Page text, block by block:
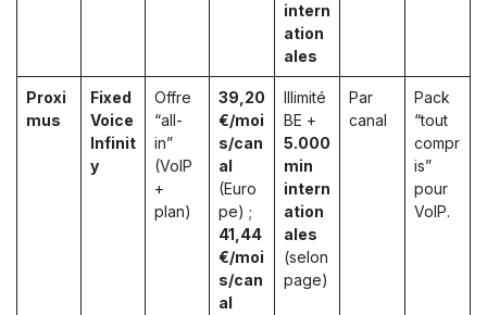
intern
ation
ales
Proxi
mus
Fixed
Voice
Infinit
y
Offre
“all-
in”
(VoIP
+
plan)
39,20
€/moi
s/can
al
(Euro
pe) ;
41,44
€/moi
s/can
al
Illimité
BE +
5.000
min
intern
ation
ales
(selon
page)
Par
canal
Pack
“tout
compr
is”
pour
VoIP.